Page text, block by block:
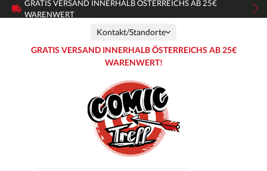
GRATIS VERSAND INNERHALB ÖSTERREICHS AB 25€
WARENWERT
Kontakt/Standorte
GRATIS VERSAND INNERHALB ÖSTERREICHS AB 25€
WARENWERT!